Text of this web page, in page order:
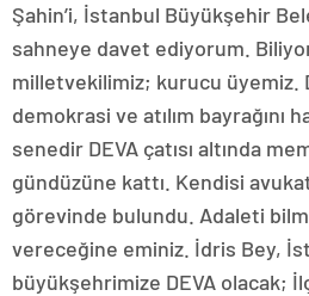
Şahin’i, İstanbul Büyükşehir
sahneye davet ediyorum.
milletvekilimiz; kurucu üyemiz.
demokrasi ve atılım bayrağını
senedir DEVA çatısı altında
gündüzüne kattı. Kendisi
görevinde bulundu. Adaleti
vereceğine eminiz. İdris Bey,
büyükşehrimize DEVA olacak;